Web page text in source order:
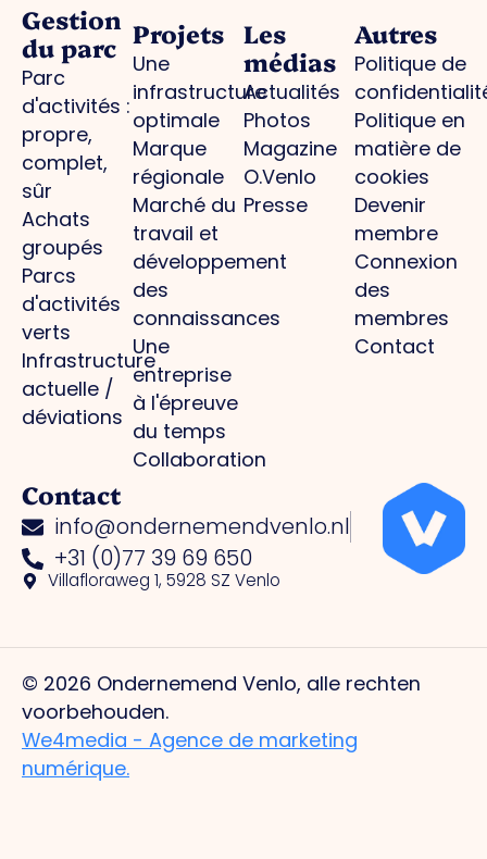
Gestion
du parc
Parc
d'activités :
propre,
complet,
sûr
Achats
groupés
Parcs
d'activités
verts
Infrastructure
actuelle /
déviations
Projets
Une
infrastructure
optimale
Marque
régionale
Marché du
travail et
développement
des
connaissances
Une
entreprise
à l'épreuve
du temps
Collaboration
Les
médias
Actualités
Photos
Magazine
O.Venlo
Presse
Autres
Politique de
Politique en
matière de
cookies
Devenir
membre
Connexion
des
membres
Contact
Contact
info@ondernemendvenlo.nl
+31 (0)77 39 69 650
Villafloraweg 1, 5928 SZ Venlo
© 2026 Ondernemend Venlo, alle rechten
voorbehouden.
We4media - Agence de marketing
numérique.